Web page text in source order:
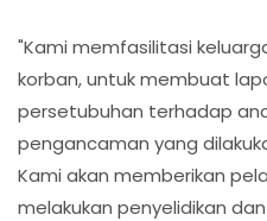
"Kami memfasilitasi
korban, untuk membuat
persetubuhan terhadap
pengancaman yang
Kami akan memberikan
melakukan penyelidikan